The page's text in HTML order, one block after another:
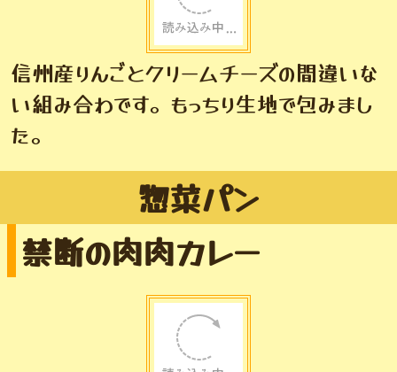
ードルを下げて、お召し上がり頂ければ、
とても美味しく感じます。
アダム＆イブ
信州産りんごとクリームチーズの間違いな
い組み合わです。もっちり生地で包みまし